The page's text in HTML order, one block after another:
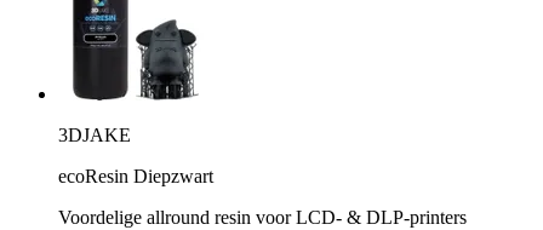
3DJAKE
ecoResin Diepzwart
Voordelige allround resin voor LCD- & DLP-printers